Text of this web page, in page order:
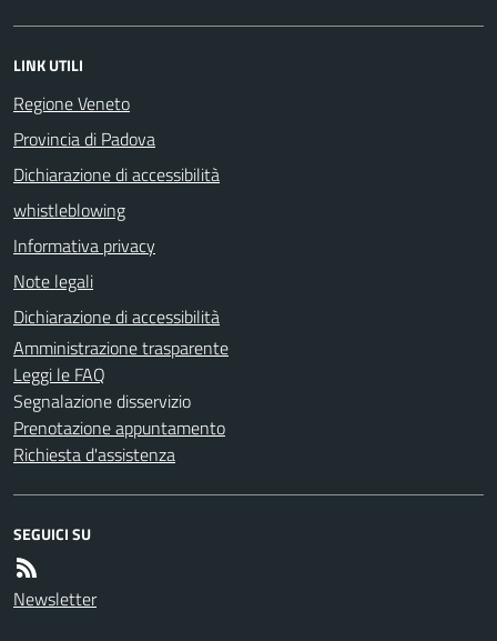
LINK UTILI
Regione Veneto
Provincia di Padova
Dichiarazione di accessibilità
whistleblowing
Informativa privacy
Note legali
Dichiarazione di accessibilità
Amministrazione trasparente
Leggi le FAQ
Segnalazione disservizio
Prenotazione appuntamento
Richiesta d'assistenza
SEGUICI SU
Newsletter